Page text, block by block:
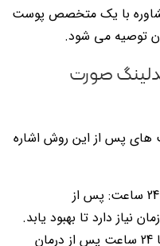
مشاوره با یک متخصص پوست
توصیه می شود.
صورت
های پس از این روش اشاره
اجتناب از شستشوی صورت تا 24 ساعت: پس از
نیاز دارد تا بهبود یابد.
بنابراین، از شستشوی صورت تا 24 ساعت پس از درمان